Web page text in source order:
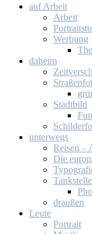
auf Ar­beit
Ar­beit
Wer­bung
da­heim
Stadt­bild
un­ter­wegs
Rei­sen –
Die
drau­ßen
Leu­te
Por­trait